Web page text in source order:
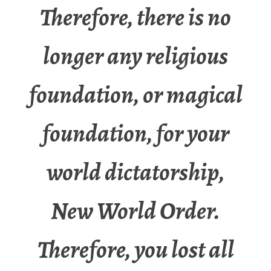
Therefore, there is no
longer any religious
foundation, or magical
foundation, for your
world dictatorship,
New World Order.
Therefore, you lost all